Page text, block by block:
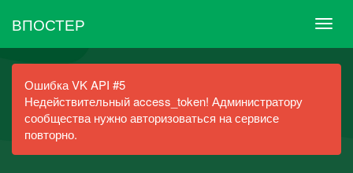
ВПОСТЕР
Ошибка VK API #5
Недействительный access_token! Администратору
сообщества нужно авторизоваться на сервисе
повторно.